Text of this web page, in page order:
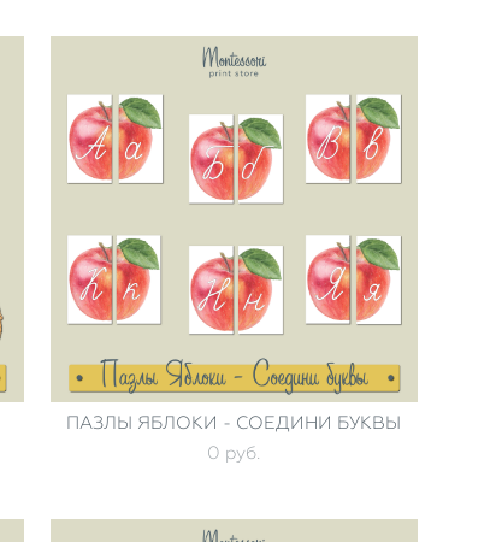
ПАЗЛЫ ЯБЛОКИ - СОЕДИНИ БУКВЫ
0 pуб.